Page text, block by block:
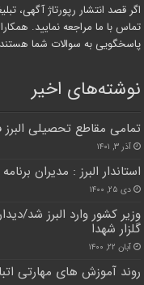
اگر قصد انتشار رپورتاژ آگهی،
تماس با ما مراجعه نمایید.
پاسخگویی به سوالات شما
نوشته‌های اخیر
تمامی مقاطع تحصیلی
آذر ۳, ۱۴۰۱
استاندار البرز : مدیران
دی ۲۵, ۱۴۰۰
وزیر کشور وارد البرز شد/
گلزار شهدا
آبان ۲۲, ۱۴۰۰
روند آموزش های مهارتی